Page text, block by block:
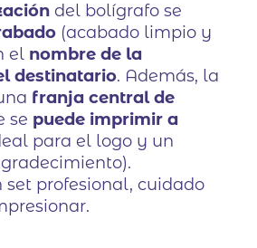
del bolígrafo se
(acabado limpio y
el nombre de la
destinatario. Además, la
franja central de
se puede imprimir a
para el logo y un
set profesional, cuidado